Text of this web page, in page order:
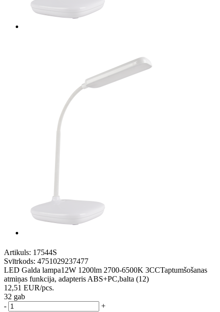
Artikuls: 17544S
Svītrkods: 4751029237477
LED Galda lampa12W 1200lm 2700-6500K 3CCTaptumšošanas
atmiņas funkcija, adapteris ABS+PC,balta (12)
12,51 EUR/pcs.
32 gab
-
+